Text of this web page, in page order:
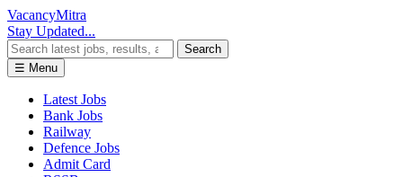
VacancyMitra
Stay Updated...
Search
☰ Menu
Latest Jobs
Bank Jobs
Railway
Defence Jobs
Admit Card